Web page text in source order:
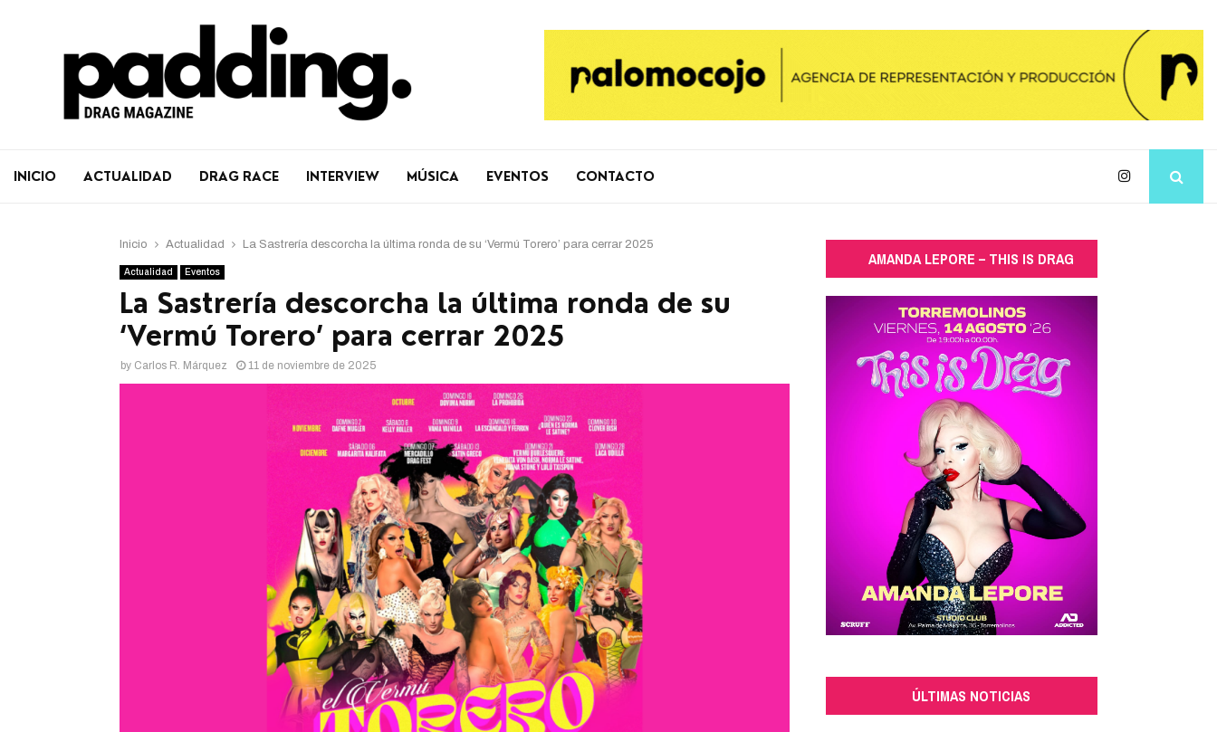
INICIO ACTUALIDAD DRAG RACE INTERVIEW MÚSICA EVENTOS CONTACTO
Inicio Actualidad La Sastrería descorcha la última ronda de su ‘Vermú Torero’ para cerrar 2025
Actualidad Eventos
La Sastrería descorcha la última ronda de su
‘Vermú Torero’ para cerrar 2025
by Carlos R. Márquez 11 de noviembre de 2025
AMANDA LEPORE – THIS IS DRAG
ÚLTIMAS NOTICIAS